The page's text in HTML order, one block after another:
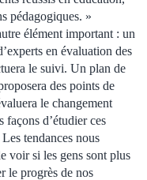
pédagogiques. »
élément important : un
en évaluation des
le suivi. Un plan de
des points de
le changement
façons d’étudier ces
tendances nous
voir si les gens sont plus
le progrès de nos